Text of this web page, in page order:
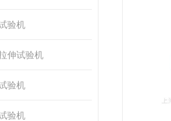
验机
伸试验机
验机
验机